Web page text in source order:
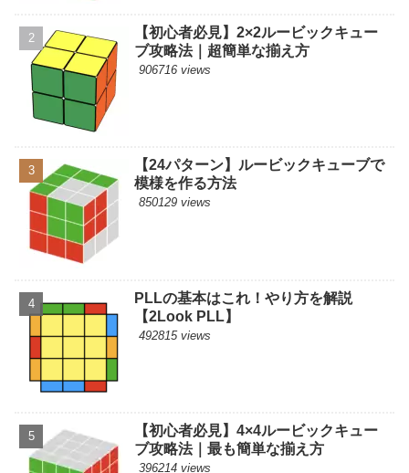
【初心者必見】2×2ルービックキュー
ブ攻略法｜超簡単な揃え方
906716 views
【24パターン】ルービックキューブで
模様を作る方法
850129 views
PLLの基本はこれ！やり方を解説
【2Look PLL】
492815 views
【初心者必見】4×4ルービックキュー
ブ攻略法｜最も簡単な揃え方
396214 views